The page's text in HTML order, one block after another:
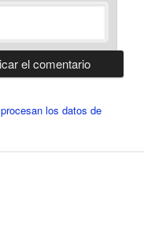
los datos de